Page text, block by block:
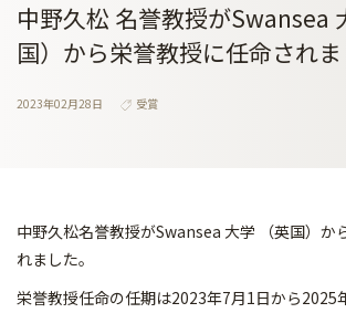
中野久松 名誉教授がSwansea
国）から栄誉教授に任命され
2023年02月28日
受賞
中野久松名誉教授がSwansea 大学 （英国）か
れました。
栄誉教授任命の任期は2023年7月1日から2025